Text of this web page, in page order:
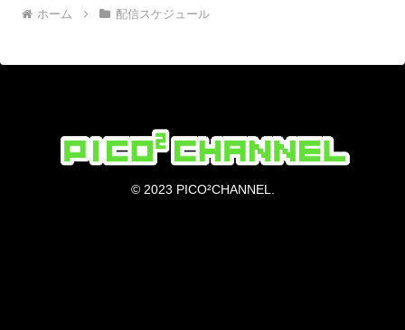
ホーム 配信スケジュール
© 2023 PICO²CHANNEL.